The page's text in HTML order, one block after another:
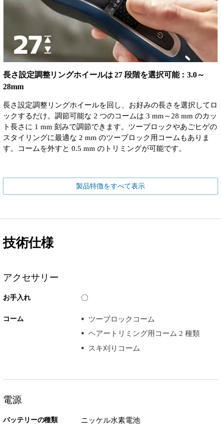
長さ設定調整リングホイールは 27 段階を選択可能：3.0～
28mm
長さ設定調整リングホイールを回し、お好みの長さを選択してロ
ックするだけ。調節可能な 2 つのコームは 3 mm～28 mm のカッ
ト長さに 1 mm 刻みで調節できます。ツーブロックやあごヒゲの
スタイリングに最適な 2 mm のツーブロック用コームもありま
す。コームを外すと 0.5 mm のトリミングが可能です。
製品特徴をすべて表示
技術仕様
アクセサリー
お手入れ 〇
コーム
ツーブロックコーム
ヘアートリミング用コーム 2 種類
スキ刈りコーム
電源
バッテリーの種類 ニッケル水素電池